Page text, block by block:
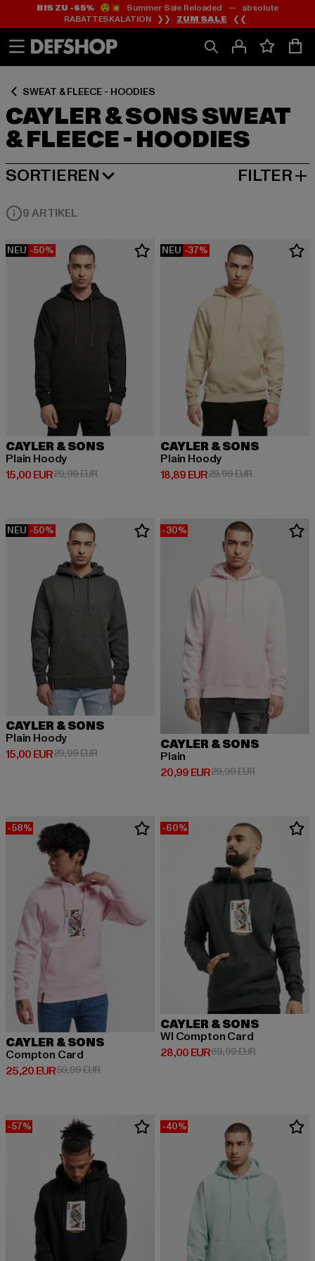
Zum
Inhalt
springen
Zum
Fußzeile
springen
BIS ZU -65%😲💥 Summer Sale Reloaded — absolute
RABATTESKALATION ❯❯ ZUM SALE ❮❮
SWEAT & FLEECE - HOODIES
CAYLER & SONS SWEAT
& FLEECE - HOODIES
Zum
Produktraster
springen
SORTIEREN
BELIEBTESTE FILTER
9 ARTIKEL
NEU -50%
CAYLER & SONS
Plain Hoody
15,00 EUR
Derzeitiger Preis: 15,00 EUR
29,99 EURAktionspreis: 29,99 EUR
NEU -37%
CAYLER & SONS
Plain Hoody
18,89 EUR
Derzeitiger Preis: 18,89 EUR
29,99 EURAktionspreis:
NEU -50%
CAYLER & SONS
Plain Hoody
15,00 EUR
Derzeitiger Preis: 15,00 EUR
29,99 EURAktionspreis: 29,99 EUR
-30%
CAYLER & SONS
Plain
20,99 EUR
Derzeitiger Preis: 20,99 EUR
29,99 EURAktionspreis:
-58%
CAYLER & SONS
Compton Card
25,20 EUR
Derzeitiger Preis: 25,20 EUR
59,99 EURAktionspreis: 59,99 EUR
-60%
CAYLER & SONS
Wl Compton Card
28,00 EUR
Derzeitiger Preis: 28,00 EUR
69,99 EURAktionspreis:
-57% -40%